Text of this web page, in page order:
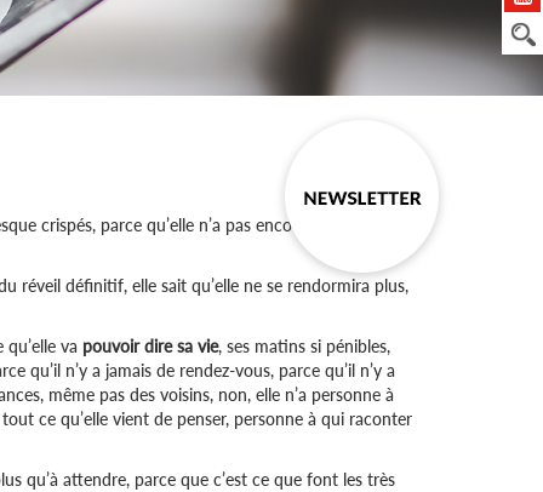
crispés, parce qu’elle n’a pas encore renoncé à sa
réveil définitif, elle sait qu’elle ne se rendormira plus,
va pouvoir dire sa vie, ses matins si pénibles,
qu’il n’y a jamais de rendez-vous, parce qu’il n’y a
même pas des voisins, non, elle n’a personne à
ce qu’elle vient de penser, personne à qui raconter
qu’à attendre, parce que c’est ce que font les très